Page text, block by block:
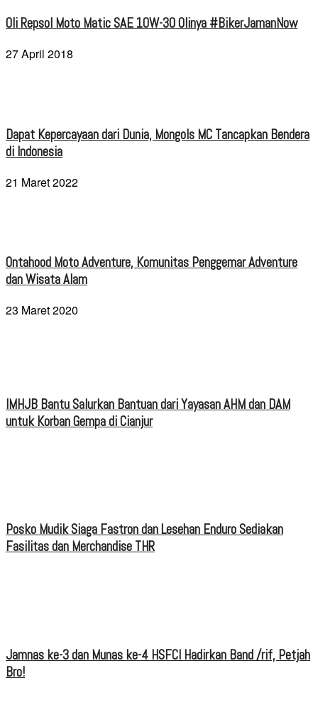
Oli Repsol Moto Matic SAE 10W-30 Olinya #BikerJamanNow
27 April 2018
Dapat Kepercayaan dari Dunia, Mongols MC Tancapkan Bendera
di Indonesia
21 Maret 2022
Ontahood Moto Adventure, Komunitas Penggemar Adventure
dan Wisata Alam
23 Maret 2020
IMHJB Bantu Salurkan Bantuan dari Yayasan AHM dan DAM
untuk Korban Gempa di Cianjur
Posko Mudik Siaga Fastron dan Lesehan Enduro Sediakan
Fasilitas dan Merchandise THR
Jamnas ke-3 dan Munas ke-4 HSFCI Hadirkan Band /rif, Petjah
Bro!